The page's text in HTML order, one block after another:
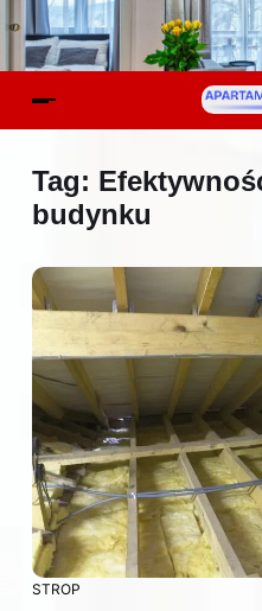
Tag:
budynku
STROP